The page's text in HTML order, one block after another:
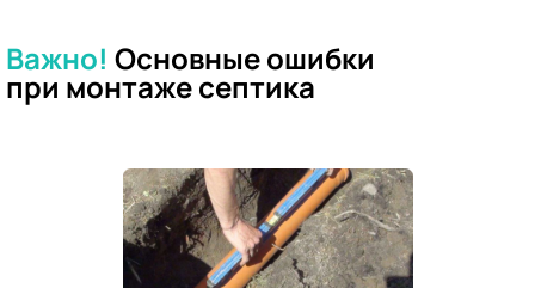
Важно! Основные ошибки
при монтаже септика